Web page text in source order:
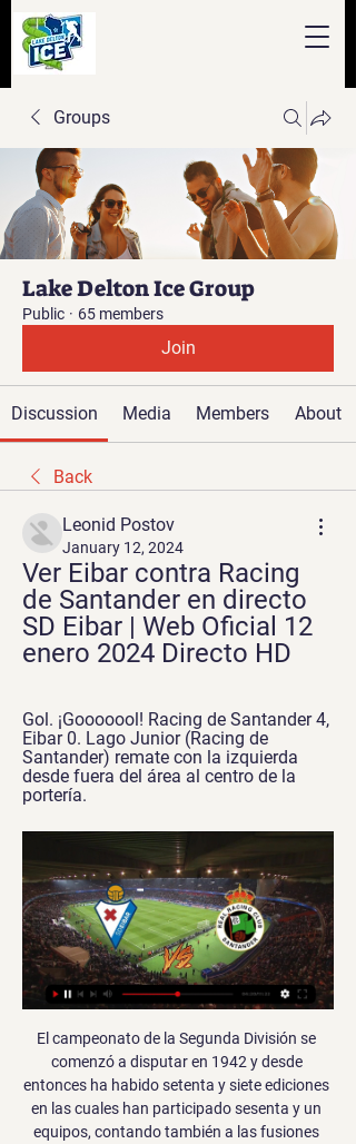
Groups
Lake Delton Ice Group
Public · 65 members
Join
Discussion Media Members About
Back
Leonid Postov
January 12, 2024
Ver Eibar contra Racing
de Santander en directo
SD Eibar | Web Oficial 12
enero 2024 Directo HD
Gol. ¡Gooooool! Racing de Santander 4,
Eibar 0. Lago Junior (Racing de
Santander) remate con la izquierda
desde fuera del área al centro de la
portería.
El campeonato de la Segunda División se
comenzó a disputar en 1942 y desde
entonces ha habido setenta y siete ediciones
en las cuales han participado sesenta y un
equipos, contando también a las fusiones